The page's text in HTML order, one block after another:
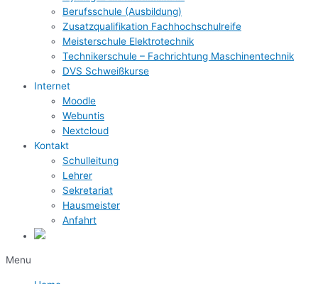
Berufsschule (Ausbildung)
Zusatzqualifikation Fachhochschulreife
Meisterschule Elektrotechnik
Technikerschule – Fachrichtung Maschinentechnik
DVS Schweißkurse
Internet
Moodle
Webuntis
Nextcloud
Kontakt
Schulleitung
Lehrer
Sekretariat
Hausmeister
Anfahrt
Menu